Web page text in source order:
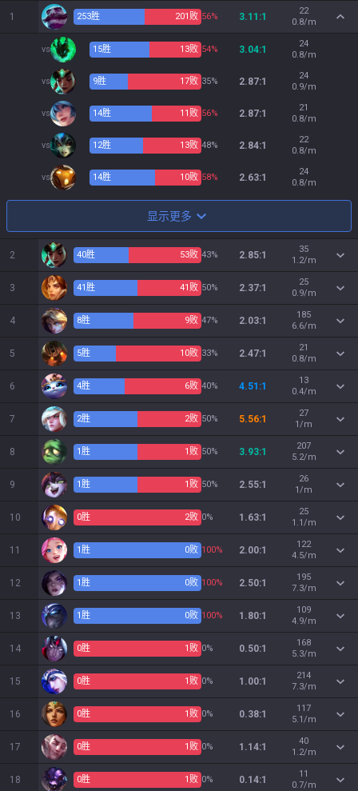
1 253胜 201 败 56% 3.11:1
22
0.8/m
vs 15胜 13败 54% 3.04:1
24
0.8/m
vs 9胜 17败 35% 2.87:1
24
0.9/m
vs 14胜 11 败 56% 2.87:1
21
0.8/m
vs 12胜 13败 48% 2.84:1
22
0.8/m
vs 14胜 10败 58% 2.63:1
24
0.8/m
显示更多
2 40胜 53败 43% 2.85:1
35
1.2/m
3 41胜 41 败 50% 2.37:1
25
0.9/m
4 8胜 9败 47% 2.03:1
185
6.6/m
5 5胜 10败 33% 2.47:1
21
0.8/m
6 4胜 6败 40% 4.51:1
13
0.4/m
7 2胜 2败 50% 5.56:1
27
1/m
8 1胜 1 败 50% 3.93:1
207
5.2/m
9 1胜 1 败 50% 2.55:1
26
1/m
10 0胜 2败 0% 1.63:1
25
1.1/m
11 1胜 0败 100% 2.00:1
122
4.5/m
12 1胜 0败 100% 2.50:1
195
7.3/m
13 1胜 0败 100% 1.80:1
109
4.9/m
14 0胜 1 败 0% 0.50:1
168
5.3/m
15 0胜 1 败 0% 1.00:1
214
7.3/m
16 0胜 1 败 0% 0.38:1
117
5.1/m
17 0胜 1 败 0% 1.14:1
40
1.2/m
18 0胜 1 败 0% 0.14:1
11
0.7/m